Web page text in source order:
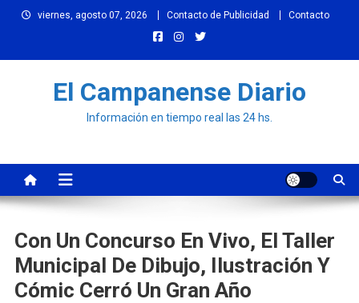
viernes, agosto 07, 2026 Contacto de Publicidad Contacto
El Campanense Diario
Información en tiempo real las 24 hs.
Con Un Concurso En Vivo, El Taller
Municipal De Dibujo, Ilustración Y
Cómic Cerró Un Gran Año